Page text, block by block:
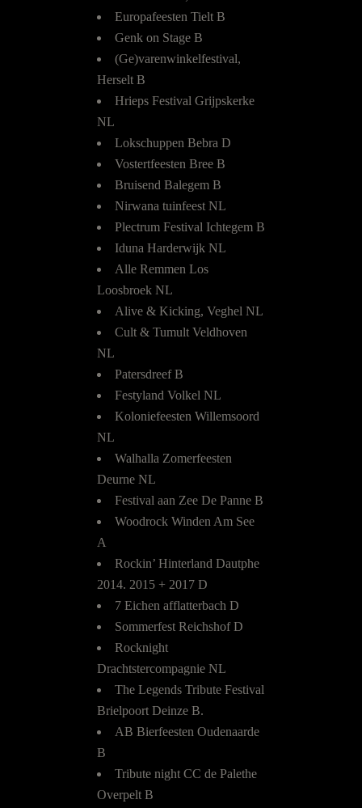
Europafeesten Tielt B
Genk on Stage B
(Ge)varenwinkelfestival,
Herselt B
Hrieps Festival Grijpskerke
NL
Lokschuppen Bebra D
Vostertfeesten Bree B
Bruisend Balegem B
Nirwana tuinfeest NL
Plectrum Festival Ichtegem B
Iduna Harderwijk NL
Alle Remmen Los
Loosbroek NL
Alive & Kicking, Veghel NL
Cult & Tumult Veldhoven
NL
Patersdreef B
Festyland Volkel NL
Koloniefeesten Willemsoord
NL
Walhalla Zomerfeesten
Deurne NL
Festival aan Zee De Panne B
Woodrock Winden Am See
A
Rockin’ Hinterland Dautphe
2014. 2015 + 2017 D
7 Eichen afflatterbach D
Sommerfest Reichshof D
Rocknight
Drachtstercompagnie NL
The Legends Tribute Festival
Brielpoort Deinze B.
AB Bierfeesten Oudenaarde
B
Tribute night CC de Palethe
Overpelt B